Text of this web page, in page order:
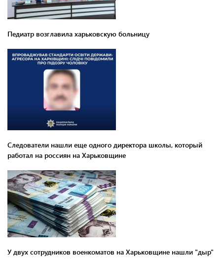
Педиатр возглавила харьковскую больницу
Следователи нашли еще одного директора школы, который
работал на россиян на Харьковщине
У двух сотрудников военкоматов на Харьковщине нашли "дыр"